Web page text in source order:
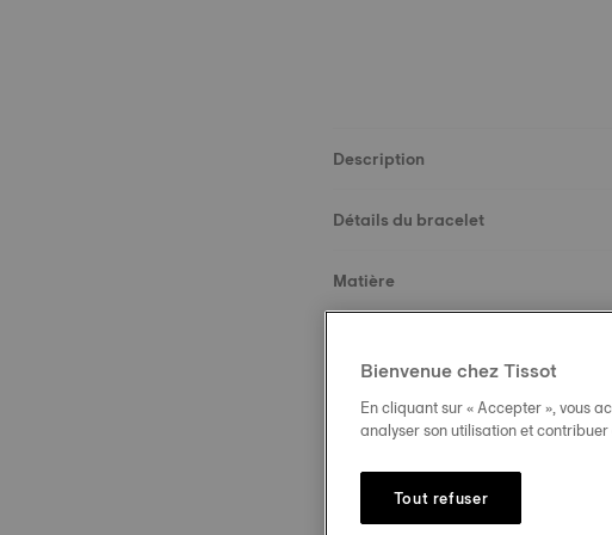
Description
Détails du bracelet
Matière
Boucle
Bienvenue chez Tissot
En cliquant sur « Accepter », vous
analyser son utilisation et
Tout refuser